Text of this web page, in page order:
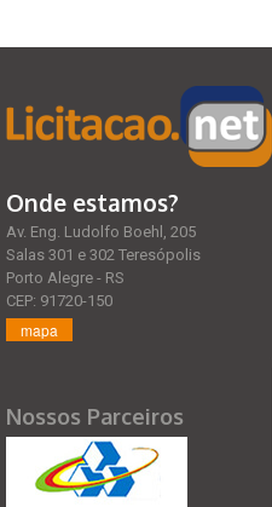
Onde estamos?
Av. Eng. Ludolfo Boehl, 205
Salas 301 e 302 Teresópolis
Porto Alegre - RS
CEP: 91720-150
mapa
Nossos Parceiros